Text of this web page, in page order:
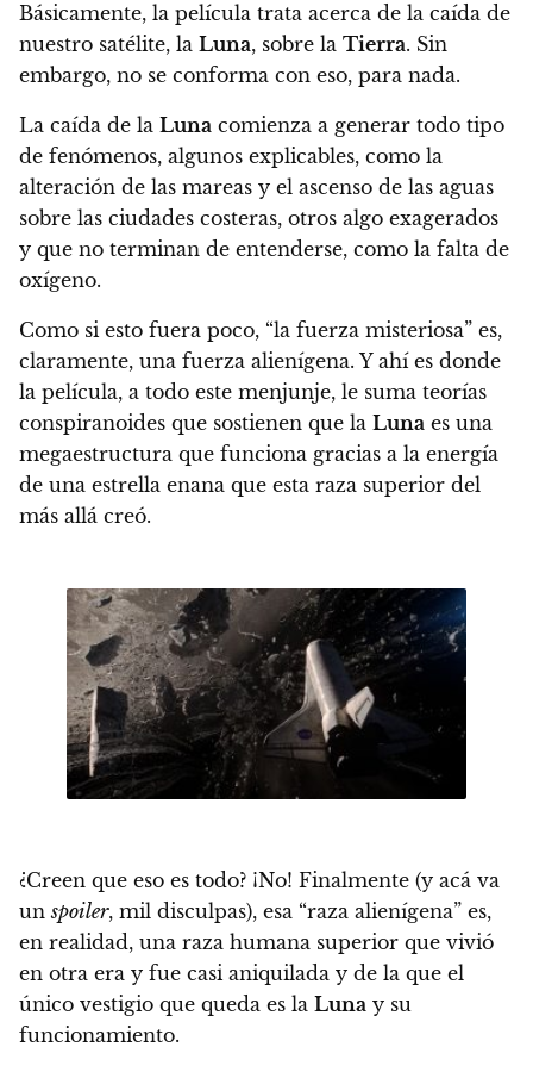
Básicamente, la película trata acerca de la caída de
nuestro satélite, la Luna, sobre la Tierra. Sin
embargo, no se conforma con eso, para nada.
La caída de la Luna comienza a generar todo tipo
de fenómenos, algunos explicables, como la
alteración de las mareas y el ascenso de las aguas
sobre las ciudades costeras, otros algo exagerados
y que no terminan de entenderse, como la falta de
oxígeno.
Como si esto fuera poco, “la fuerza misteriosa” es,
claramente, una fuerza alienígena. Y ahí es donde
la película, a todo este menjunje, le suma teorías
conspiranoides que sostienen que la Luna es una
megaestructura que funciona gracias a la energía
de una estrella enana que esta raza superior del
más allá creó.
¿Creen que eso es todo? ¡No! Finalmente (y acá va
unspoiler, mil disculpas), esa “raza alienígena” es,
en realidad, una raza humana superior que vivió
en otra era y fue casi aniquilada y de la que el
único vestigio que queda es la Luna y su
funcionamiento.